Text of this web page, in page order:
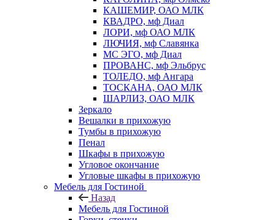
КАШЕМИР, ОАО МЛК
КВАДРО, мф Диал
ЛОРИ, мф ОАО МЛК
ЛЮЧИЯ, мф Славянка
МС ЭГО, мф Диал
ПРОВАНС, мф Эльбрус
ТОЛЕДО, мф Ангара
ТОСКАНА, ОАО МЛК
ШАРЛИЗ, ОАО МЛК
Зеркало
Вешалки в прихожую
Тумбы в прихожую
Пенал
Шкафы в прихожую
Угловое окончание
Угловые шкафы в прихожую
Мебель для Гостиной
Назад
Мебель для Гостиной